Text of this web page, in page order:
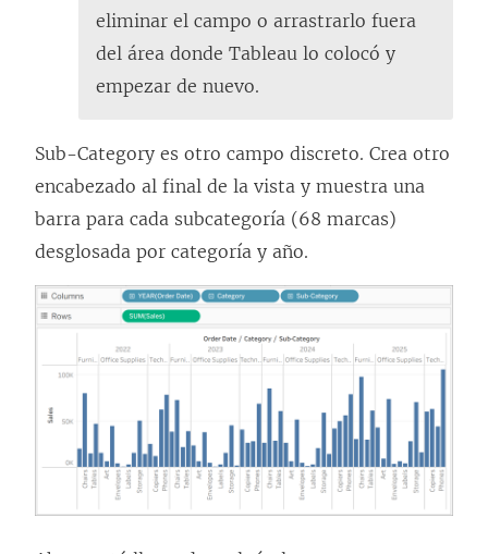
eliminar el campo o arrastrarlo fuera
del área donde Tableau lo colocó y
empezar de nuevo.
Sub-Category es otro campo discreto. Crea otro
encabezado al final de la vista y muestra una
barra para cada subcategoría (68 marcas)
desglosada por categoría y año.